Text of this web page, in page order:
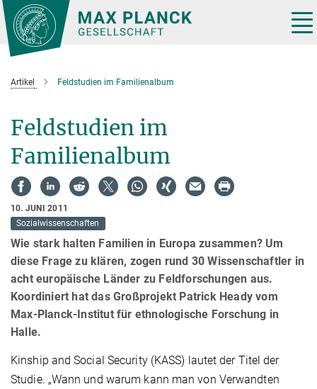
Hauptinhalt
Artikel Feldstudien im Familienalbum
Feldstudien im
Familienalbum
10. JUNI 2011
Sozialwissenschaften
Wie stark halten Familien in Europa zusammen? Um
diese Frage zu klären, zogen rund 30 Wissenschaftler in
acht europäische Länder zu Feldforschungen aus.
Koordiniert hat das Großprojekt Patrick Heady vom
Max-Planck-Institut für ethnologische Forschung in
Halle.
Kinship and Social Security (KASS) lautet der Titel der
Studie. „Wann und warum kann man von Verwandten